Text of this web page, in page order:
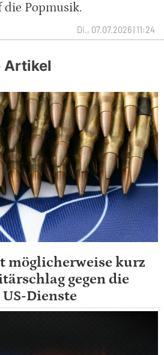
Popmusik.
Di., 07.07.2026 | 11:24
Artikel
möglicherweise kurz
gegen die
US-Dienste